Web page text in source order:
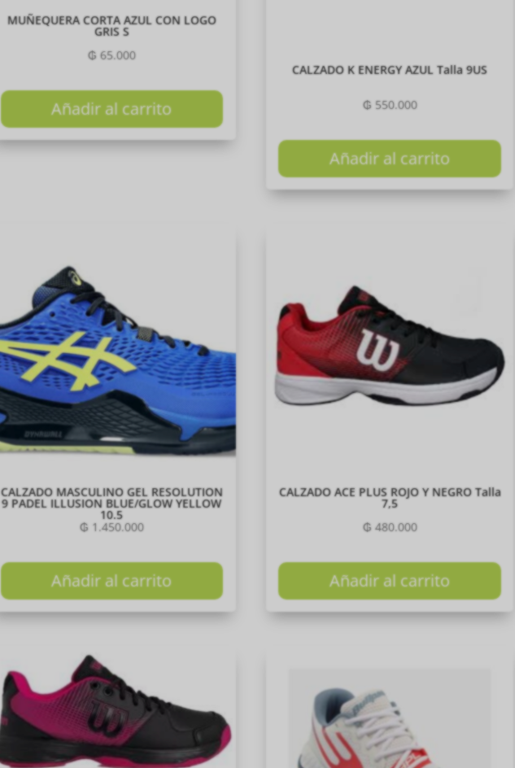
MUÑEQUERA CORTA AZUL CON LOGO
GRIS S
₲65.000
Añadir al carrito
CALZADO K ENERGY AZUL Talla 9US
₲550.000
Añadir al carrito
CALZADO MASCULINO GEL RESOLUTION
9 PADEL ILLUSION BLUE/GLOW YELLOW
10.5
₲1.450.000
Añadir al carrito
CALZADO ACE PLUS ROJO Y NEGRO Talla
7,5
₲480.000
Añadir al carrito